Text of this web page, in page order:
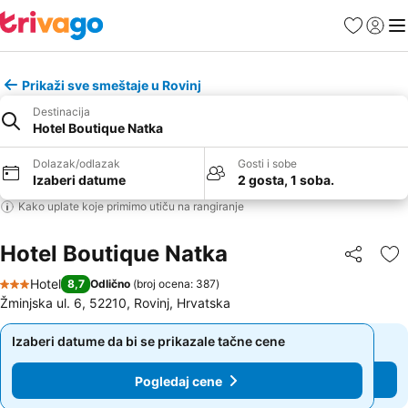
FavoritiPrijavi
Prikaži sve smeštaje u Rovinj
Destinacija
Hotel Boutique Natka
Dolazak/odlazak
Izaberi datume
Gosti i sobe
2 gosta, 1 soba.
Kako uplate koje primimo utiču na rangiranje
Hotel Boutique Natka Deli
3 Zvezdice
Hotel 8,7 Odlično (broj ocena: 387)
Žminjska ul. 6, 52210, Rovinj, Hrvatska
Izaberi datume da bi se prikazale tačne cene
Pogledaj cene
Izaberi datume da bi se prikazale tačne cene
Pogledaj cene